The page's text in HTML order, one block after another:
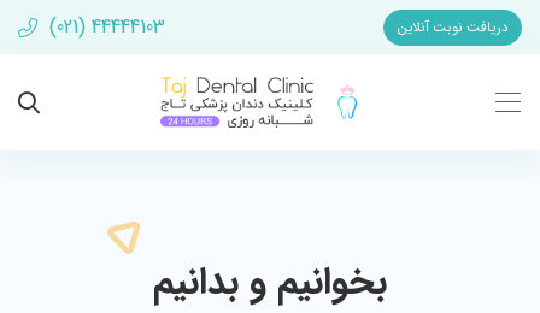
دریافت نوبت آنلاین (021) 44444103
بخوانیم و بدانیم